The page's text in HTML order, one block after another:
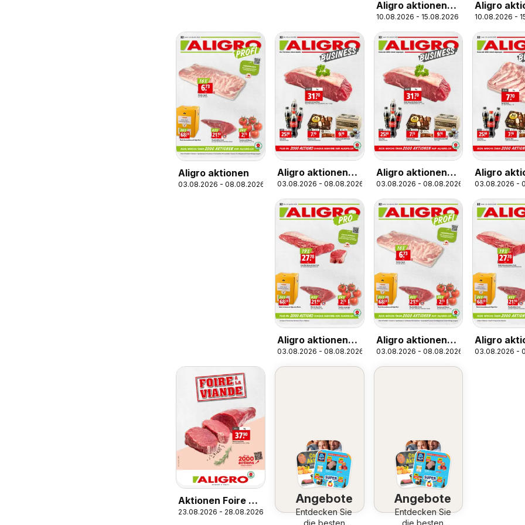
Aligro aktionen
Schlieren,
Gossau SG,
Frauenfeld,
Rapperswil-Jona,
Sargans, Bern
10.08.2026 - 15.08.2026
Aligro
Matran,
Sitten
10.08.2026 -
Aligro aktionen
03.08.2026 - 08.08.2026
Aligro aktionen
Business
Chavannes,
Matran, Genève,
Sion
03.08.2026 - 08.08.2026
Aligro aktionen
Business
Chavannes,
Matran, Genf,
Sitten
03.08.2026 - 08.08.2026
Aligro
Business
Schlieren,
Gossau
Frauenfeld,
Sargans,
03.08.2026 -
Aligro aktionen
Chavannes,
Matran, Genève,
03.08.2026 - 08.08.2026
Aligro aktionen
Schlieren,
Gossau SG,
03.08.2026 - 08.08.2026
Aligro
03.08.2026 -
Aktionen Foire à
la Viande
23.08.2026 - 28.08.2026
Angebote
Entdecken Sie
Angebote
Entdecken Sie